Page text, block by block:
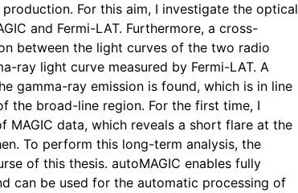
For this aim, I investigate the optical
and Fermi-LAT. Furthermore, a cross-
between the light curves of the two radio
ray light curve measured by Fermi-LAT. A
gamma-ray emission is found, which is in line
the broad-line region. For the first time, I
data, which reveals a short flare at the
To perform this long-term analysis, the
of this thesis. autoMAGIC enables fully
can be used for the automatic processing of